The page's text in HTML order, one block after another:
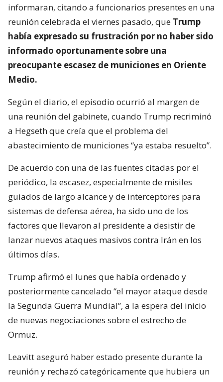
informaran, citando a funcionarios presentes en una
reunión celebrada el viernes pasado, que Trump
había expresado su frustración por no haber sido
informado oportunamente sobre una
preocupante escasez de municiones en Oriente
Medio.
Según el diario, el episodio ocurrió al margen de
una reunión del gabinete, cuando Trump recriminó
a Hegseth que creía que el problema del
abastecimiento de municiones “ya estaba resuelto”.
De acuerdo con una de las fuentes citadas por el
periódico, la escasez, especialmente de misiles
guiados de largo alcance y de interceptores para
sistemas de defensa aérea, ha sido uno de los
factores que llevaron al presidente a desistir de
lanzar nuevos ataques masivos contra Irán en los
últimos días.
Trump afirmó el lunes que había ordenado y
posteriormente cancelado “el mayor ataque desde
la Segunda Guerra Mundial”, a la espera del inicio
de nuevas negociaciones sobre el estrecho de
Ormuz.
Leavitt aseguró haber estado presente durante la
reunión y rechazó categóricamente que hubiera un